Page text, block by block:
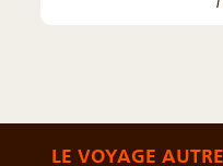
LE VOYAGE